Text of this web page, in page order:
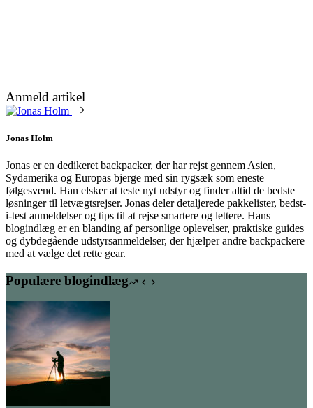
Anmeld artikel
Jonas Holm
Jonas er en dedikeret backpacker, der har rejst gennem Asien,
Sydamerika og Europas bjerge med sin rygsæk som eneste
følgesvend. Han elsker at teste nyt udstyr og finder altid de bedste
løsninger til letvægtsrejser. Jonas deler detaljerede pakkelister, bedst-
i-test anmeldelser og tips til at rejse smartere og lettere. Hans
blogindlæg er en blanding af personlige oplevelser, praktiske guides
og dybdegående udstyrsanmeldelser, der hjælper andre backpackere
med at vælge det rette gear.
Populære blogindlæg